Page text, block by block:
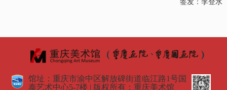
签发：李登水
馆址：重庆市渝中区解放碑街道临江路1号国
泰艺术中心5-7楼 | 版权所有：重庆美术馆